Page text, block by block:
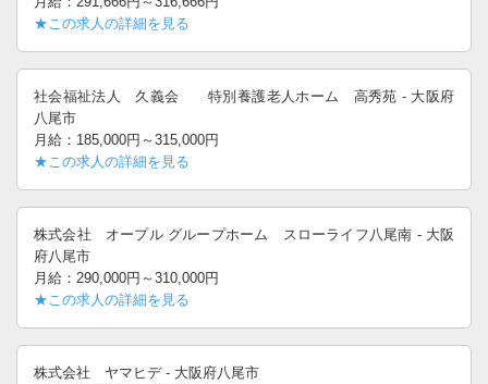
★この求人の詳細を見る
社会福祉法人 久義会 特別養護老人ホーム 高秀苑 - 大阪府
八尾市
月給：185,000円～315,000円
★この求人の詳細を見る
株式会社 オープル グループホーム スローライフ八尾南 - 大阪
府八尾市
月給：290,000円～310,000円
★この求人の詳細を見る
株式会社 ヤマヒデ - 大阪府八尾市